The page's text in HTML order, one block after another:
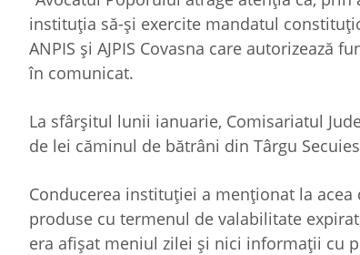
instituţia să-şi exercite mandatul
ANPIS şi AJPIS Covasna care autorizează
în comunicat.
La sfârşitul lunii ianuarie, Comisariatul
de lei căminul de bătrâni din Târgu
Conducerea instituţiei a menţionat la
produse cu termenul de valabilitate
era afişat meniul zilei şi nici informaţii cu